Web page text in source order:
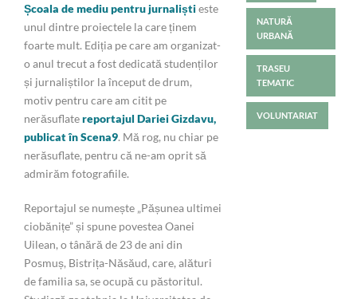
Școala de mediu pentru jurnaliștieste
unul dintre proiectele la care ținem
foarte mult. Ediția pe care am organizat-
o anul trecut a fost dedicată studenților
și jurnaliștilor la început de drum,
motiv pentru care am citit pe
nerăsuflatereportajul Dariei Gizdavu,
publicat în Scena9. Mă rog, nu chiar pe
nerăsuflate, pentru că ne-am oprit să
admirăm fotografiile.
Reportajul se numește „Pășunea ultimei
ciobănițe” și spune povestea Oanei
Uilean, o tânără de 23 de ani din
Posmuș, Bistrița-Năsăud, care, alături
de familia sa, se ocupă cu păstoritul.
NATURĂ
URBANĂ
TRASEU
TEMATIC
VOLUNTARIAT